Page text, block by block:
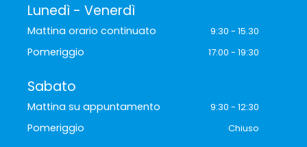
Lunedì - Venerdì
Mattina orario continuato 9:30 - 15.30
Pomeriggio 17:00 - 19:30
Sabato
Mattina su appuntamento 9:30 - 12:30
Pomeriggio Chiuso